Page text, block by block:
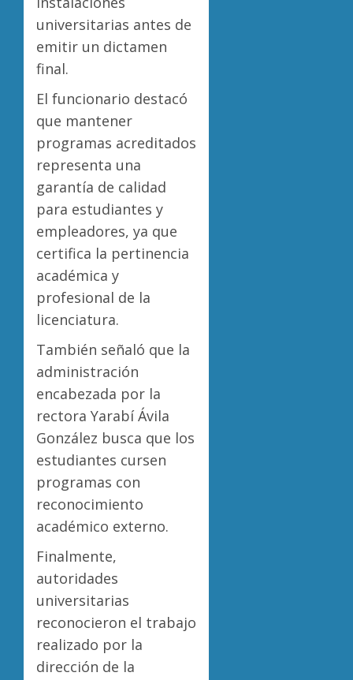
universitarias antes de
emitir un dictamen
final.
El funcionario destacó
que mantener
programas acreditados
representa una
garantía de calidad
para estudiantes y
empleadores, ya que
certifica la pertinencia
académica y
profesional de la
licenciatura.
También señaló que la
administración
encabezada por la
rectora Yarabí Ávila
González busca que los
estudiantes cursen
programas con
reconocimiento
académico externo.
Finalmente,
autoridades
universitarias
reconocieron el trabajo
realizado por la
dirección de la